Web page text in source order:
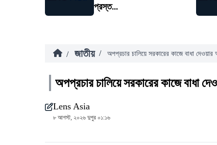
প্রস্ত...
/ জাতীয় / অপপ্রচার চালিয়ে সরকারের কাজে বাধা
অপপ্রচার চালিয়ে সরকারের কাজে বাধা
Lens Asia
৮ আগস্ট, ২০২৬ দুপুর ০১:১৬